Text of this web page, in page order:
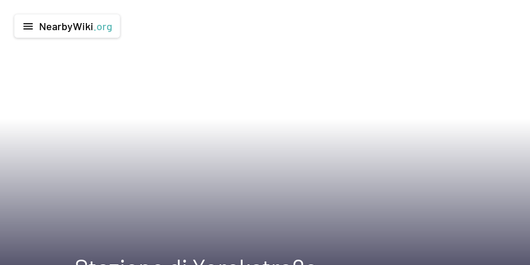
menu NearbyWiki .org